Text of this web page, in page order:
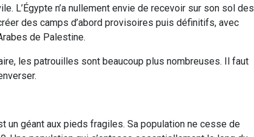
L’Égypte n’a nullement envie de recevoir sur son sol des
des camps d’abord provisoires puis définitifs, avec
de Palestine.
les patrouilles sont beaucoup plus nombreuses. Il faut
un géant aux pieds fragiles. Sa population ne cesse de